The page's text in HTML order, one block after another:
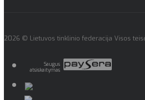
2026 © Lietuvos tinklinio federacija Visos
Saugus
atsiskaitymas